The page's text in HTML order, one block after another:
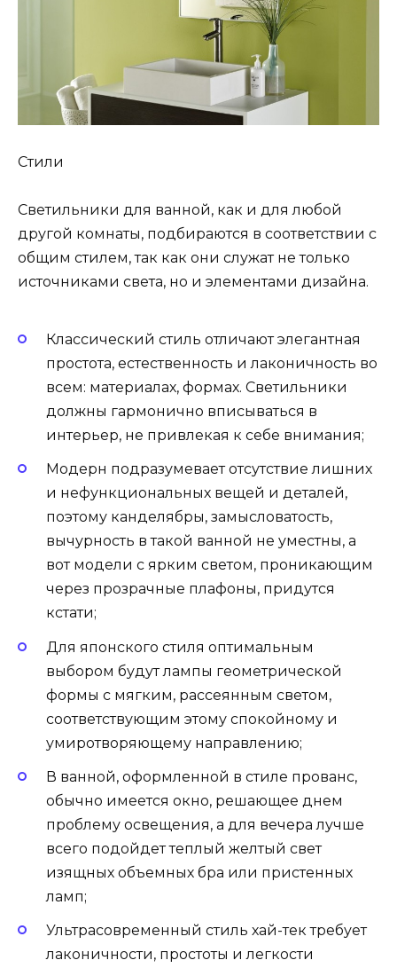
Стили
Светильники для ванной, как и для любой
другой комнаты, подбираются в соответствии с
общим стилем, так как они служат не только
источниками света, но и элементами дизайна.
Классический стиль отличают элегантная
простота, естественность и лаконичность во
всем: материалах, формах. Светильники
должны гармонично вписываться в
интерьер, не привлекая к себе внимания;
Модерн подразумевает отсутствие лишних
и нефункциональных вещей и деталей,
поэтому канделябры, замысловатость,
вычурность в такой ванной не уместны, а
вот модели с ярким светом, проникающим
через прозрачные плафоны, придутся
кстати;
Для японского стиля оптимальным
выбором будут лампы геометрической
формы с мягким, рассеянным светом,
соответствующим этому спокойному и
умиротворяющему направлению;
В ванной, оформленной в стиле прованс,
обычно имеется окно, решающее днем
проблему освещения, а для вечера лучше
всего подойдет теплый желтый свет
изящных объемных бра или пристенных
ламп;
Ультрасовременный стиль хай-тек требует
лаконичности, простоты и легкости